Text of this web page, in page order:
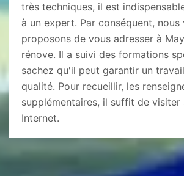
très techniques, il est
à un expert. Par conséquent, nous
proposons de vous adresser à
rénove. Il a suivi des formations
sachez qu'il peut garantir un
qualité. Pour recueillir, les
supplémentaires, il suffit de visiter
Internet.